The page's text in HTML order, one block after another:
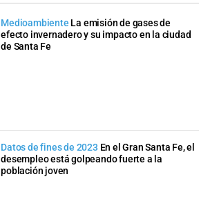
Medioambiente La emisión de gases de
efecto invernadero y su impacto en la ciudad
de Santa Fe
Datos de fines de 2023 En el Gran Santa Fe, el
desempleo está golpeando fuerte a la
población joven